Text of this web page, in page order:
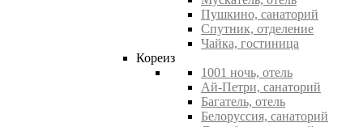
Пушкино, санаторий
Спутник, отделение
Чайка, гостиница
Кореиз
1001 ночь, отель
Ай-Петри, санаторий
Багатель, отель
Белоруссия, санаторий